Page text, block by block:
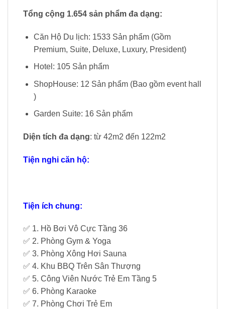
Tổng cộng 1.654 sản phẩm đa dạng:
Căn Hộ Du lịch: 1533 Sản phẩm (Gồm
Premium, Suite, Deluxe, Luxury, President)
Hotel: 105 Sản phẩm
ShopHouse: 12 Sản phẩm (Bao gồm event hall
)
Garden Suite: 16 Sản phẩm
Diện tích đa dạng: từ 42m2 đến 122m2
Tiện nghi căn hộ:
Tiện ích chung:
✅ 1. Hồ Bơi Vô Cực Tầng 36
✅ 2. Phòng Gym & Yoga
✅ 3. Phòng Xông Hơi Sauna
✅ 4. Khu BBQ Trên Sân Thượng
✅ 5. Công Viên Nước Trẻ Em Tầng 5
✅ 6. Phòng Karaoke
✅ 7. Phòng Chơi Trẻ Em